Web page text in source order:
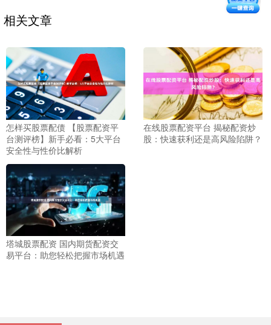
相关文章
怎样买股票配债 【股票配资平
台测评榜】新手必看：5大平台
安全性与性价比解析
在线股票配资平台 揭秘配资炒
股：快速获利还是高风险陷阱？
塔城股票配资 国内期货配资交
易平台：助您轻松把握市场机遇